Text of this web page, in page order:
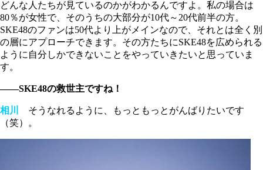
どんな人たちが見ているのかがわかるんですよ。私の場合は
80％が女性で、そのうちの大部分が10代～20代前半の方。
SKE48のファンは50代より上がメインなので、それとは全く別
の層にアプローチできます。その方たちにSKE48を広められる
ように自分しかできないことをやっていきたいと思っていま
す。
――SKE48の救世主ですね！
相川
そうなれるように、もっともっとがんばりたいです
（笑）。